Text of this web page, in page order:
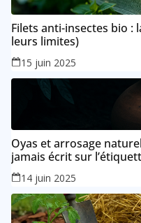
Filets anti-insectes bio :
leurs limites)
15 juin 2025
Oyas et arrosage
jamais écrit sur
14 juin 2025